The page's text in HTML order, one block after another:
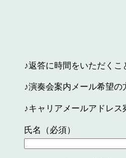
♪返答に時間をいただくこ
♪演奏会案内メール希望の
♪キャリアメールアドレ
氏名（必須）